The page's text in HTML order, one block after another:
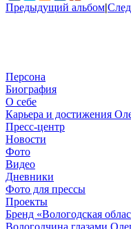
Предыдущий альбом|
Персона
Биография
О себе
Карьера и достижения
Пресс-центр
Новости
Фото
Видео
Дневники
Фото для прессы
Проекты
Бренд «Вологодская
Вологодчина глазами